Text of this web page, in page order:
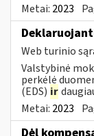
Metai: 2023
Web turinio
Valstybinė
perkėlė
(EDS) ir
Metai: 2023
Dėl